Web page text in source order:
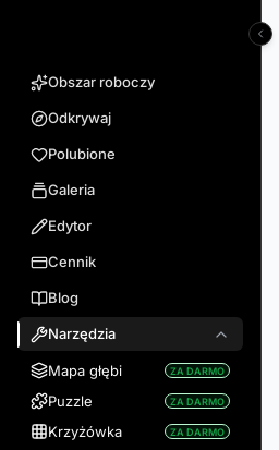
Obszar roboczy
Odkrywaj
Polubione
Galeria
Edytor
Cennik
Blog
Narzędzia
Mapa głębi ZA DARMO
Puzzle ZA DARMO
Krzyżówka ZA DARMO